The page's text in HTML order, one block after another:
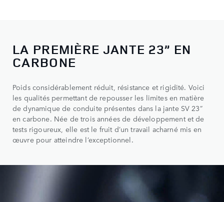
LA PREMIÈRE JANTE 23” EN
CARBONE
Poids considérablement réduit, résistance et rigidité. Voici
les qualités permettant de repousser les limites en matière
de dynamique de conduite présentes dans la jante SV 23”
en carbone. Née de trois années de développement et de
tests rigoureux, elle est le fruit d’un travail acharné mis en
œuvre pour atteindre l’exceptionnel.